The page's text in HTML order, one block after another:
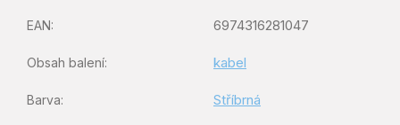
EAN: 6974316281047
Obsah balení: kabel
Barva: Stříbrná